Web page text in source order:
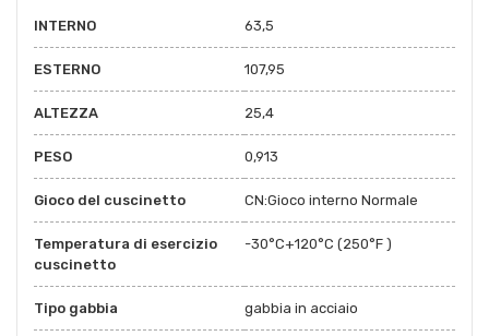
INTERNO 63,5
ESTERNO 107,95
ALTEZZA 25,4
PESO 0,913
Gioco del cuscinetto CN:Gioco interno Normale
Temperatura di esercizio
cuscinetto
-30°C+120°C (250°F )
Tipo gabbia gabbia in acciaio